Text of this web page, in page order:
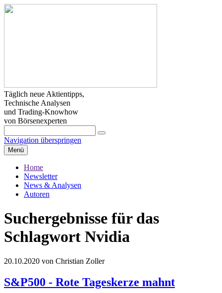
Täglich neue Aktientipps,
Technische Analysen
und Trading-Knowhow
von Börsenexperten
Navigation überspringen
Menü
Home
Newsletter
News & Analysen
Autoren
Suchergebnisse für das
Schlagwort Nvidia
20.10.2020 von Christian Zoller
S&P500 - Rote Tageskerze mahnt